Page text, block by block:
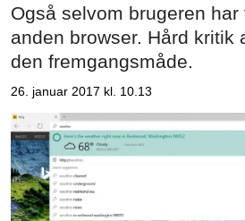
Også selvom brugeren
anden browser. Hård kritik
den fremgangsmåde.
26. januar 2017 kl. 10.13